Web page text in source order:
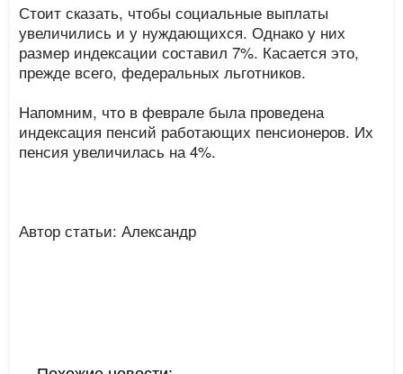
Стоит сказать, чтобы социальные выплаты
увеличились и у нуждающихся. Однако у них
размер индексации составил 7%. Касается это,
прежде всего, федеральных льготников.
Напомним, что в феврале была проведена
индексация пенсий работающих пенсионеров. Их
пенсия увеличилась на 4%.
Автор статьи: Александр